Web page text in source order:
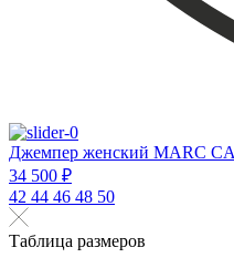
Джемпер женский MARC
34 500 ₽
42 44 46 48 50
Таблица размеров